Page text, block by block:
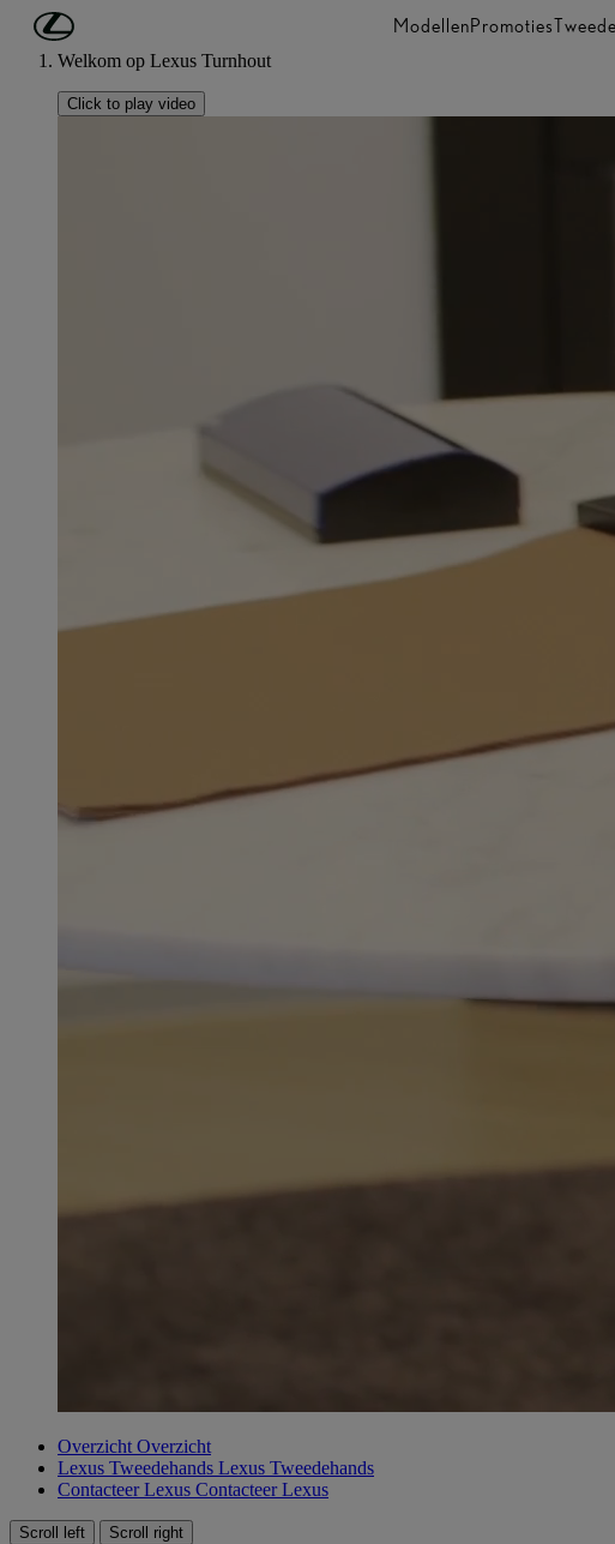
Ga naar de hoofdinhoud ModellenPromoties
Welkom op Lexus Turnhout
Click to play video
Overzicht Overzicht
Lexus Tweedehands Lexus Tweedehands
Contacteer Lexus Contacteer Lexus
Scroll left Scroll right